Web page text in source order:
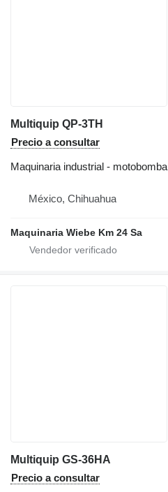
Multiquip QP-3TH
Precio a consultar
Maquinaria industrial - motobomba
México, Chihuahua
Maquinaria Wiebe Km 24 Sa
Multiquip GS-36HA
Precio a consultar